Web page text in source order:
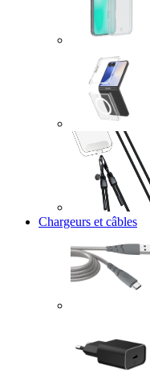
Chargeurs et câbles